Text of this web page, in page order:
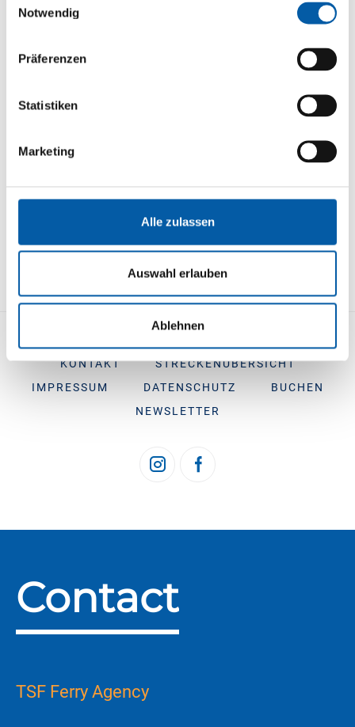
gesammelt haben.
Notwendig
Präferenzen
Statistiken
Marketing
Alle zulassen
Auswahl erlauben
Ablehnen
Dover
INQUIRY
KONTAKT
STRECKENÜBERSICHT
IMPRESSUM
DATENSCHUTZ
BUCHEN
NEWSLETTER
Contact
TSF Ferry Agency